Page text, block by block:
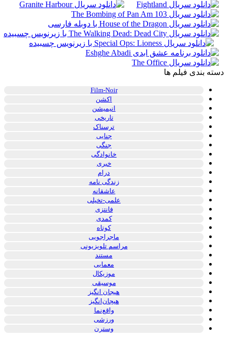
دسته بندی فیلم ها
Film-Noir
اکشن
انیمیشن
تاریخی
ترسناک
جنایی
جنگی
خانوادگی
خبری
درام
زندگی نامه
عاشقانه
علمی-تخیلی
فانتزی
کمدی
کوتاه
ماجراجویی
مراسم تلویزیونی
مستند
معمایی
موزیکال
موسیقی
هیجان انگیز
هیجان‌انگیز
واقع‌نما
ورزشی
وسترن